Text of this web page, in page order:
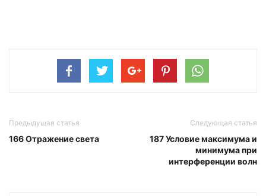
Предыдущая статья
166 Отражение света
Следующая статья
187 Условие максимума и
минимума при
интерференции волн